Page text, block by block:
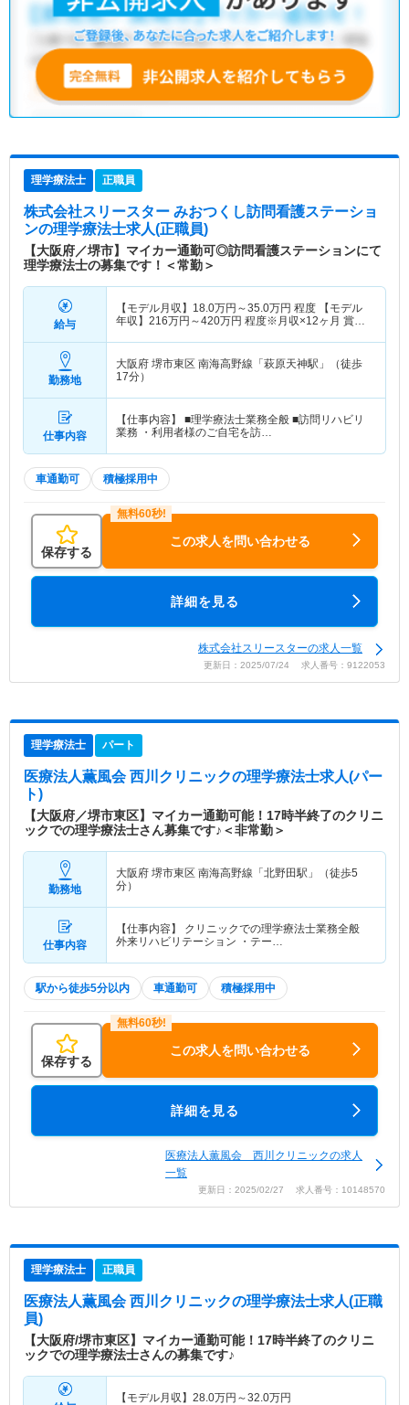
理学療法士 正職員
株式会社スリースター みおつくし訪問看護ステーショ
ンの理学療法士求人(正職員)
【大阪府／堺市】マイカー通勤可◎訪問看護ステーションにて
理学療法士の募集です！＜常勤＞
給与
【モデル月収】 18.0万円～35.0万円 程度 【モデル
年収】 216万円～420万円 程度※月収×12ヶ月 賞与
勤務地
大阪府 堺市東区 南海高野線「萩原天神駅」（徒歩
17分）
仕事内容
【仕事内容】 ■理学療法士業務全般 ■訪問リハビリ
業務 ・利用者様のご自宅を訪…
車通勤可 積極採用中
保存する
この求人を問い合わせる
詳細を見る
株式会社スリースターの求人一覧
更新日：2025/07/24 求人番号：9122053
理学療法士 パート
医療法人薫風会 西川クリニックの理学療法士求人(パー
ト)
【大阪府／堺市東区】マイカー通勤可能！17時半終了のクリニ
ックでの理学療法士さん募集です♪＜非常勤＞
勤務地
大阪府 堺市東区 南海高野線「北野田駅」（徒歩5
分）
仕事内容
【仕事内容】 クリニックでの理学療法士業務全般
外来リハビリテーション ・テー…
駅から徒歩5分以内 車通勤可 積極採用中
保存する
この求人を問い合わせる
詳細を見る
医療法人薫風会 西川クリニックの求人
一覧
更新日：2025/02/27 求人番号：10148570
理学療法士 正職員
医療法人薫風会 西川クリニックの理学療法士求人(正職
員)
【大阪府/堺市東区】マイカー通勤可能！17時半終了のクリニ
ックでの理学療法士さんの募集です♪
【モデル月収】 28.0万円～32.0万円